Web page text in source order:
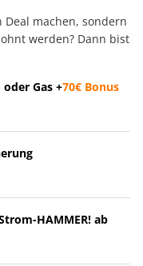
machen, sondern
werden? Dann bist
Gas +70€ Bonus
HAMMER! ab